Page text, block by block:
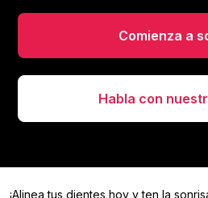
Comienza a
Habla con
¡Alinea tus dientes hoy yten la
Alinea tus dientes hoy y ten la